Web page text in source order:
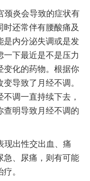
颈炎会导致的症状有
还常伴有腰酸痛及
是内分泌失调或是发
一下最近是不是压力
变化的药物。根据你
导致了月经不调。
调一直持续下去，
查明导致月经不调的
现出性交出血、痛
急、尿痛，则有可能
。